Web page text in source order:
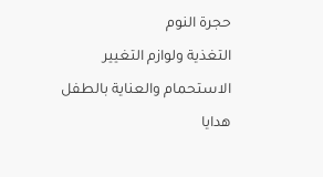
حجرة النوم
التغذية ولوازم التغيير
الاستحمام والعناية بالطفل
هدايا